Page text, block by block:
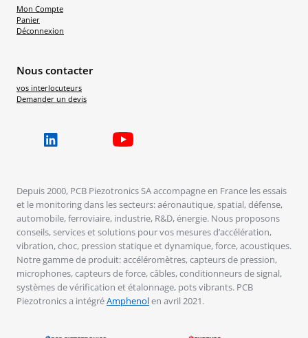
Mon Compte
Panier
Déconnexion
Nous contacter
vos interlocuteurs
Demander un devis
Depuis 2000, PCB Piezotronics SA accompagne en France les essais
et le monitoring dans les secteurs: aéronautique, spatial, défense,
automobile, ferroviaire, industrie, R&D, énergie. Nous proposons
conseils, services et solutions pour vos mesures d’accélération,
vibration, choc, pression statique et dynamique, force, acoustiques.
Notre gamme de produit: accéléromètres, capteurs de pression,
microphones, capteurs de force, câbles, conditionneurs de signal,
systèmes de vérification et étalonnage, pots vibrants. PCB
Piezotronics a intégréAmphenolen avril 2021.